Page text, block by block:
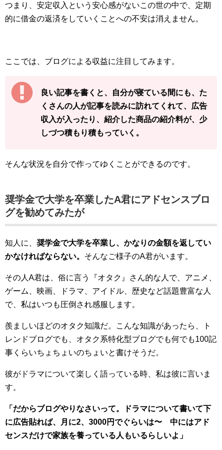
つまり、安定収入という安心感がないこの世の中で、定期
的に借金の返済をしていくことへの不安は消えません。
ここでは、ブログによる収益に注目してみます。
良い記事を書くと、自分が寝ている間にも、た
くさんの人が記事を読みに訪れてくれて、広告
収入が入ったり、紹介した商品の紹介料が、少
しづつ積もり積もっていく。
そんな状況を自分で作ってゆくことができるのです。
奨学金で大学を卒業したA君にアドセンスブロ
グを勧めてみたが
知人に、 奨学金で大学を卒業し、かなりの金額を返してい
かなければならない。 そんなご様子のA君がいます。
その人A君は、俗に言う『オタク』さん的な人で、アニメ、
ゲーム、映画、ドラマ、アイドル、歴史など話題豊富な人
で、私はいつも圧倒され感服します。
羨ましいほどのオタク知識だ。こんな知識があったら、ト
レンドブログでも、オタク系特化型ブログでも何でも100記
事くらいちょちょいのちょいと書けそうだ。
彼がドラマについて楽しく語っている時、私は彼に言いま
す。
「だからブログやりなさいって。ドラマについて書いて下
に広告貼れば、月に2、3000円でぐらいは〜 中にはアド
センスだけで家族を養っている人もいるらしいよ」